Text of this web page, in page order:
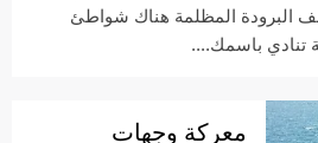
البرودة المظلمة هناك شواطئ
تنادي باسمك....
معركة وجهات